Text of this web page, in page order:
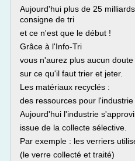
Aujourd'hui plus de 25
consigne de tri
et ce n'est que le début !
Grâce à l'Info-Tri
vous n'aurez plus aucun doute
sur ce qu'il faut trier et jeter.
Les matériaux recyclés :
des ressources pour l'industrie
Aujourd'hui l'industrie
issue de la collecte sélective.
Par exemple : les verriers
(le verre collecté et traité)